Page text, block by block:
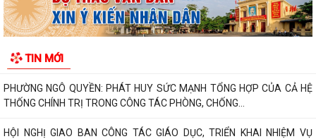
TIN MỚI
Phường Ngô Quyền đẩy mạnh công tác phòng, chống ma túy và nhân
rộng các mô hình an ninh trật tự tại...
THƯ CẢM ƠN – NIỀM TIN CỦA NHÂN DÂN DÀNH CHO CHÍNH QUYỀN
PHƯỜNG NGÔ QUYỀN: PHÁT HUY SỨC MẠNH TỔNG HỢP CỦA CẢ HỆ
THỐNG CHÍNH TRỊ TRONG CÔNG TÁC PHÒNG, CHỐNG...
HỘI NGHỊ GIAO BAN CÔNG TÁC GIÁO DỤC, TRIỂN KHAI NHIỆM VỤ